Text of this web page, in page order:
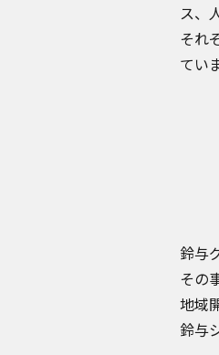
ス、
それ
てい
鈴与
その
地域
鈴与